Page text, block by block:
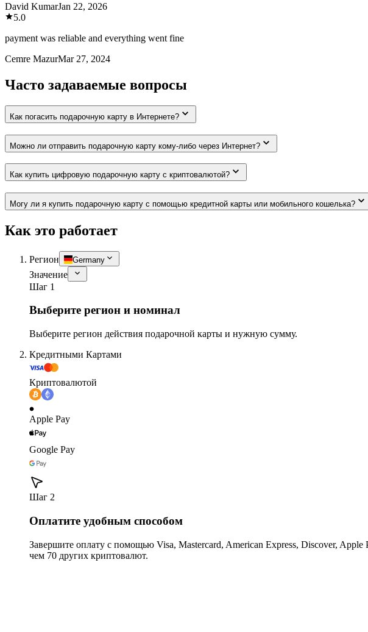
David KumarJan 22, 2026
5.0
payment was reliable and everything went fine
Cemre MazurMar 27, 2024
Часто задаваемые вопросы
Как погасить подарочную карту в Интернете?
Можно ли отправить подарочную карту кому-либо через Интернет?
Как купить цифровую подарочную карту с криптовалютой?
Могу ли я купить подарочную карту с помощью кредитной карты или мобильного кошелька?
Как это работает
Регион Germany
Значение
Шаг 1
Выберите регион и номинал
Выберите регион действия подарочной карты и нужную сумму.
Кредитными Картами
Криптовалютой
Apple Pay
Google Pay
Шаг 2
Оплатите удобным способом
Завершите оплату с помощью Visa, Mastercard, American Express, Discover,
чем 70 других криптовалют.